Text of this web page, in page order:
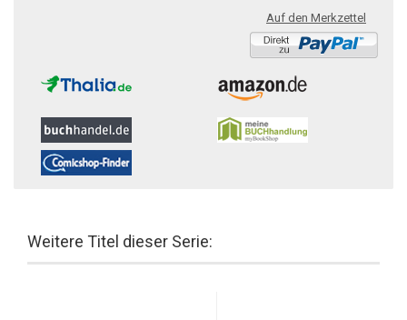
Auf den Merkzettel
Weitere Titel dieser Serie: